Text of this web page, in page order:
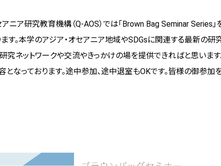
ニア研究教育機構（Q-AOS）では「Brown Bag Seminar Series
す。本学のアジア・オセアニア地域やSDGsに関連する最新の研
究ネットワークや交流やきっかけの場を提供できればと思いま
なっております。途中参加、途中退室もOKです。皆様の御参加